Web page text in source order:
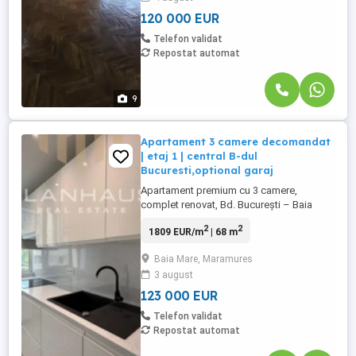
9
ultracentrală din Baia Mare – la ...
120 000 EUR
Telefon validat
Repostat automat
Apartament 3 camere decomandat
| etaj 1 | central B-dul
Bucuresti,optional garaj
Apartament premium cu 3 camere,
complet renovat, Bd. București – Baia
deosebit cu 3 camere decomandate,
central, pe Bulevardul București din Baia
Mare. Cu o suprafață utilă de aproximativ
70 mp, locuința a fost renovată integral ...
1809 EUR/m2| 68 m2
Baia Mare, Maramures
3 august
123 000 EUR
Telefon validat
Repostat automat